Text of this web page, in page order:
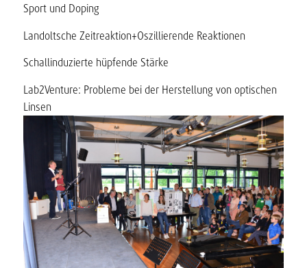
Sport und Doping
Landoltsche Zeitreaktion+Oszillierende Reaktionen
Schallinduzierte hüpfende Stärke
Lab2Venture: Probleme bei der Herstellung von optischen
Linsen